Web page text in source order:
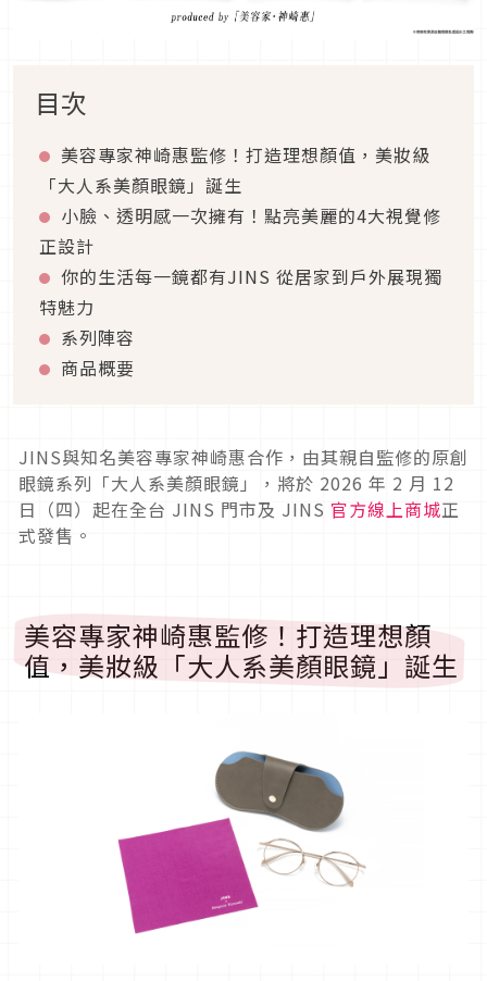
目次
美容專家神崎惠監修！打造理想顏值，美妝級
「大人系美顏眼鏡」誕生
小臉、透明感一次擁有！點亮美麗的4大視覺修
正設計
你的生活每一鏡都有JINS 從居家到戶外展現獨
特魅力
系列陣容
商品概要
JINS與知名美容專家神崎惠合作，由其親自監修的原創
眼鏡系列「大人系美顏眼鏡」，將於 2026 年 2 月 12
日（四）起在全台 JINS 門市及 JINS 官方線上商城正
式發售。
美容專家神崎惠監修！打造理想顏
值，美妝級「大人系美顏眼鏡」誕生